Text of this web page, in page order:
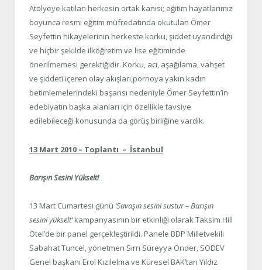
Atölyeye katılan herkesin ortak kanısı; eğitim hayatlarımız
boyunca resmi eğitim müfredatında okutulan Ömer
Seyfettin hikayelerinin herkeste korku, şiddet uyandırdığı
ve hiçbir şekilde ilköğretim ve lise eğitiminde
önerilmemesi gerektiğidir. Korku, acı, aşağılama, vahşet
ve şiddeti içeren olay akışları,pornoya yakın kadın
betimlemelerindeki başarısı nedeniyle Ömer Seyfettin’in
edebiyatın başka alanları için özellikle tavsiye
edilebileceği konusunda da görüş birliğine vardık.
13 Mart 2010 – Toplantı – İstanbul
Barışın Sesini Yükselt!
13 Mart Cumartesi günü ‘Savaşın sesini sustur – Barışın
sesini yükselt’kampanyasının bir etkinliği olarak Taksim Hill
Otel’de bir panel gerçekleştirildi. Panele BDP Milletvekili
Sabahat Tuncel, yönetmen Sırrı Süreyya Önder, SODEV
Genel başkanı Erol Kızılelma ve Küresel BAK’tan Yıldız